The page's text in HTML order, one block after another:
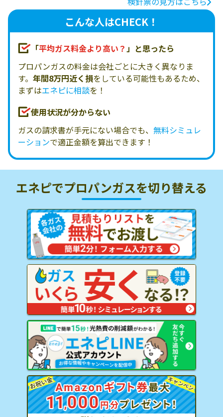
こんな人はCHECK！
「平均ガス料金より高い？」と思ったら
プロパンガスの料金は会社ごとに大きく異なりま
す。 年間8万円近く損をしている可能性もあるため、
まずはエネピに相談を！
使用状況が分からない
ガスの請求書が手元にない場合でも、 無料シミュレ
ーションで適正金額を算出できます！
エネピでプロパンガスを切り替える